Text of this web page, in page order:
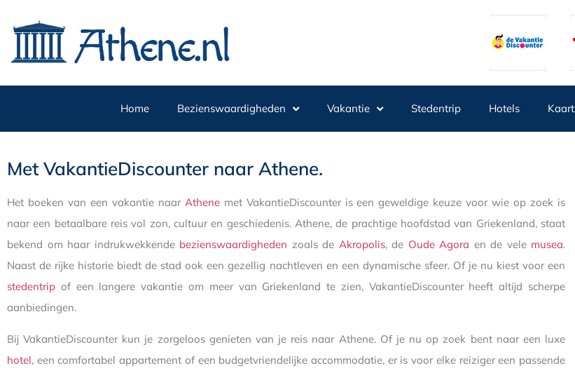
Home Bezienswaardigheden Vakantie Stedentrip Hotels Kaart
Met VakantieDiscounter naar Athene.
Het boeken van een vakantie naar Athenemet VakantieDiscounter is een geweldige keuze voor wie op zoek is
naar een betaalbare reis vol zon, cultuur en geschiedenis. Athene, de prachtige hoofdstad van Griekenland, staat
bekend om haar indrukwekkende bezienswaardigheden zoals de Akropolis, de Oude Agora en de vele musea.
Naast de rijke historie biedt de stad ook een gezellig nachtleven en een dynamische sfeer. Of je nu kiest voor een
stedentrip of een langere vakantie om meer van Griekenland te zien, VakantieDiscounter heeft altijd scherpe
aanbiedingen.
Bij VakantieDiscounter kun je zorgeloos genieten van je reis naar Athene. Of je nu op zoek bent naar een luxe
hotel, een comfortabel appartement of een budgetvriendelijke accommodatie, er is voor elke reiziger een passende